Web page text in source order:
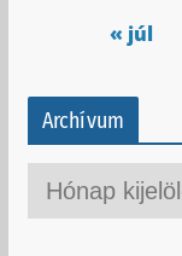
« júl
Archívum
r